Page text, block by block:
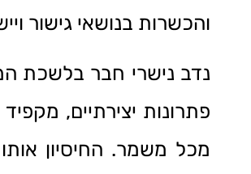
והכשרות בנושאי גישור
נדב נישרי חבר בלשכת
פתרונות יצירתיים,
מכל משמר. החיסיון